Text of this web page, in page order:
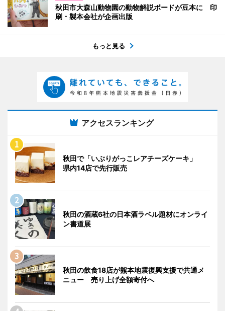
秋田市大森山動物園の動物解説ボードが豆本に 印
刷・製本会社が企画出版
もっと見る
アクセスランキング
秋田で「いぶりがっこレアチーズケーキ」
県内14店で先行販売
秋田の酒蔵6社の日本酒ラベル題材にオンライ
ン書道展
秋田の飲食18店が熊本地震復興支援で共通メ
ニュー 売り上げ全額寄付へ